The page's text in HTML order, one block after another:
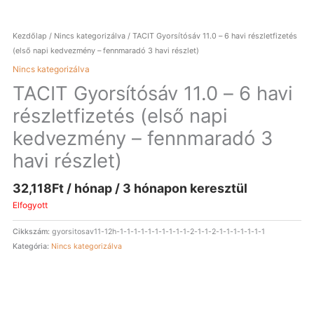
Kezdőlap / Nincs kategorizálva / TACIT Gyorsítósáv 11.0 – 6 havi részletfizetés
(első napi kedvezmény – fennmaradó 3 havi részlet)
Nincs kategorizálva
TACIT Gyorsítósáv 11.0 – 6 havi
részletfizetés (első napi
kedvezmény – fennmaradó 3
havi részlet)
32,118Ft / hónap / 3 hónapon keresztül
Elfogyott
Cikkszám:gyorsitosav11-12h-1-1-1-1-1-1-1-1-1-1-2-1-1-2-1-1-1-1-1-1-1
Kategória: Nincs kategorizálva